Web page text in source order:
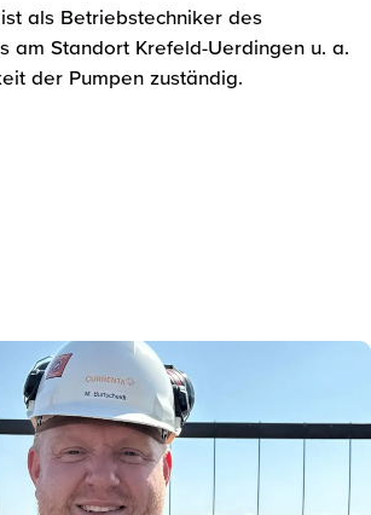
als Betriebstechniker des
am Standort Krefeld-Uerdingen u. a.
der Pumpen zuständig.